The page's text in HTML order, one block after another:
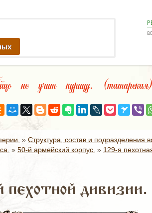
не учит курицу. (татарская)
» Структура, состав и подразделения
» 50-й армейский корпус. » 129-я
пехотной дивизии.